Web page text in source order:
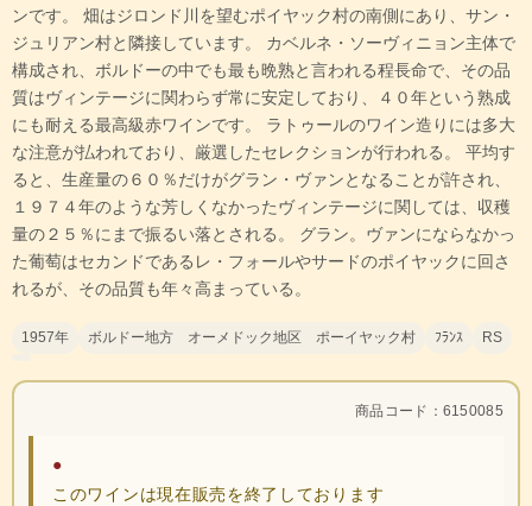
ンです。 畑はジロンド川を望むポイヤック村の南側にあり、サン・
ジュリアン村と隣接しています。 カベルネ・ソーヴィニョン主体で
構成され、ボルドーの中でも最も晩熟と言われる程長命で、その品
質はヴィンテージに関わらず常に安定しており、４０年という熟成
にも耐える最高級赤ワインです。 ラトゥールのワイン造りには多大
な注意が払われており、厳選したセレクションが行われる。 平均す
ると、生産量の６０％だけがグラン・ヴァンとなることが許され、
１９７４年のような芳しくなかったヴィンテージに関しては、収穫
量の２５％にまで振るい落とされる。 グラン。ヴァンにならなかっ
た葡萄はセカンドであるレ・フォールやサードのポイヤックに回さ
れるが、その品質も年々高まっている。
1957年 ボルドー地方 オーメドック地区 ポーイヤック村 ﾌﾗﾝｽ RS
商品コード：6150085
●
このワインは現在販売を終了しております